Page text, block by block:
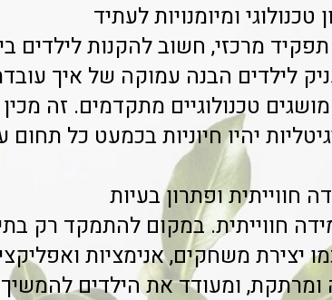
טכנולוגי ומיומנויות לעתיד
מרכזי, חשוב להקנות לילדים
לילדים הבנה עמוקה של איך
טכנולוגיים מתקדמים. זה
יהיו חיוניות בכמעט כל תחום
חווייתית ופתרון בעיות
חווייתית. במקום להתמקד רק
יצירת משחקים, אנימציות
ומעודד את הילדים להמשיך